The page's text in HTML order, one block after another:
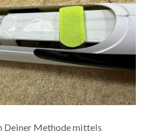
Deiner Methode mittels